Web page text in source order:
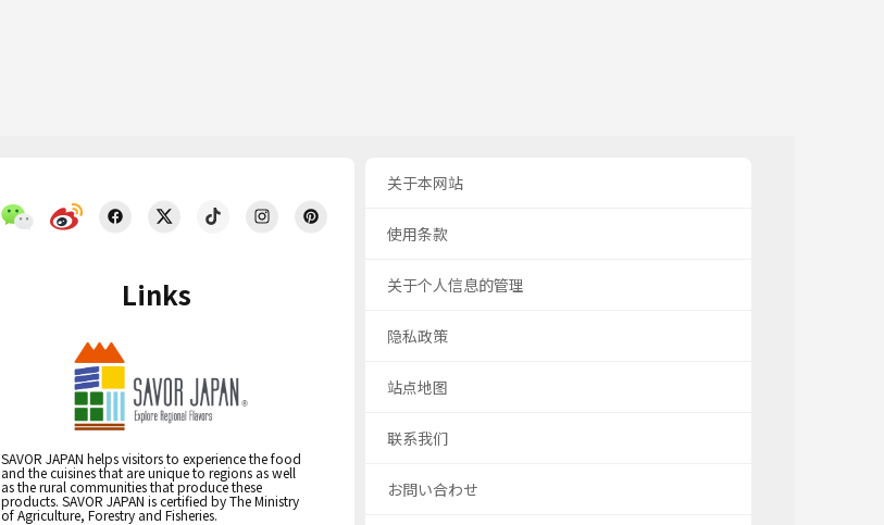
Links
SAVOR JAPAN helps visitors to experience the food
and the cuisines that are unique to regions as well
as the rural communities that produce these
products. SAVOR JAPAN is certified by The Ministry
of Agriculture, Forestry and Fisheries.
关于本网站
使用条款
关于个人信息的管理
隐私政策
站点地图
联系我们
お問い合わせ